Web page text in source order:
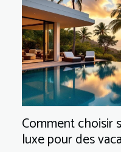
Comment choisir
luxe pour des